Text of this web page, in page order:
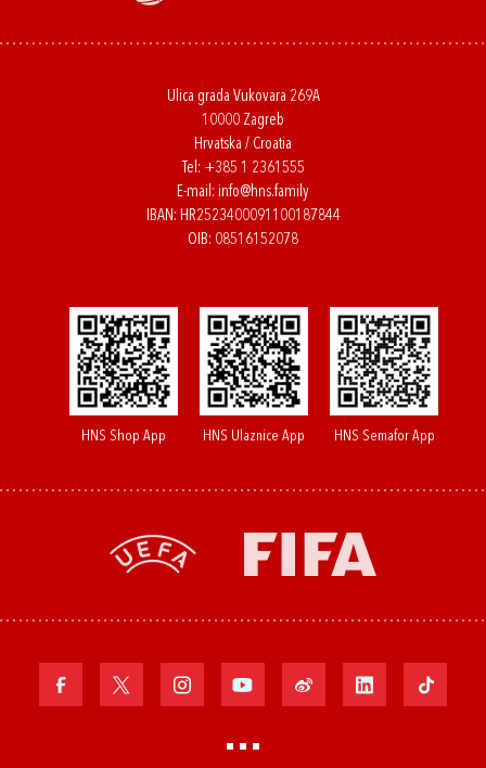
Ulica grada Vukovara 269A
10000 Zagreb
Hrvatska / Croatia
Tel: +385 1 2361555
E-mail: info@hns.family
IBAN: HR2523400091100187844
OIB: 08516152078
HNS Shop App HNS Ulaznice App HNS Semafor App